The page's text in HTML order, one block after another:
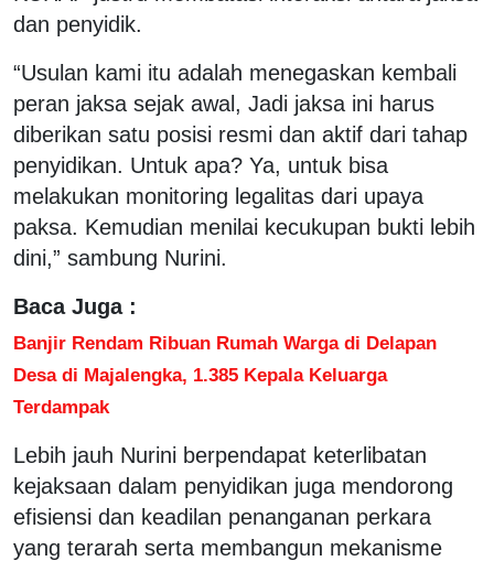
dan penyidik.
“Usulan kami itu adalah menegaskan kembali
peran jaksa sejak awal, Jadi jaksa ini harus
diberikan satu posisi resmi dan aktif dari tahap
penyidikan. Untuk apa? Ya, untuk bisa
melakukan monitoring legalitas dari upaya
paksa. Kemudian menilai kecukupan bukti lebih
dini,” sambung Nurini.
Baca Juga :
Banjir Rendam Ribuan Rumah Warga di Delapan
Desa di Majalengka, 1.385 Kepala Keluarga
Terdampak
Lebih jauh Nurini berpendapat keterlibatan
kejaksaan dalam penyidikan juga mendorong
efisiensi dan keadilan penanganan perkara
yang terarah serta membangun mekanisme